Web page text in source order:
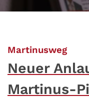
Martinusweg:
Neuer
Martinus-